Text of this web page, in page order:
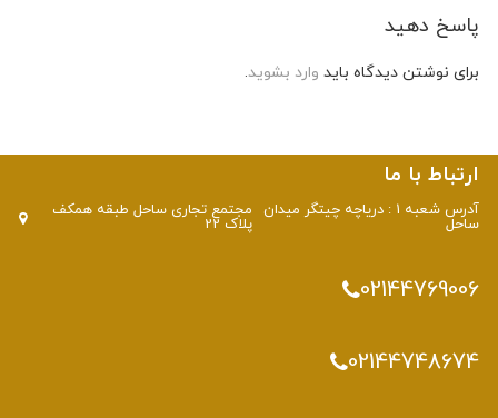
پاسخ دهید
برای نوشتن دیدگاه بایدوارد بشوید.
ارتباط با ما
آدرس شعبه 1 : دریاچه چیتگر میدان
ساحل
مجتمع تجاری ساحل طبقه همکف
پلاک 22
02144769006
02144748674